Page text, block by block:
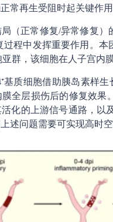
常再生受阻时起关键作
（正常修复/异常修复
过程中发挥重要作用。
亚群，该细胞在人子宫内
基质细胞借助胰岛素样
全层损伤后的修复效
化的上游信号通路，
述问题需要可实现高时